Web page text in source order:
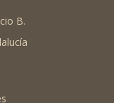
B.